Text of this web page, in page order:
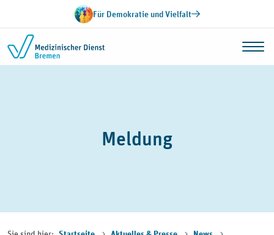
Zum Inhalt springenFür Demokratie und Vielfalt
Meldung